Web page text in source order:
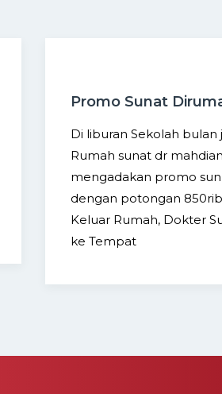
Di liburan Sekolah bulan
Rumah sunat dr mahdian
mengadakan promo
dengan potongan
Keluar Rumah, Dokter
ke Tempat